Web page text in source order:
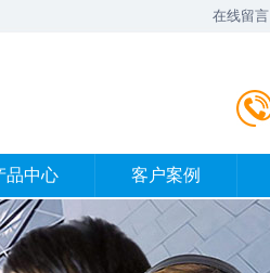
在线留言
品中心 客户案例